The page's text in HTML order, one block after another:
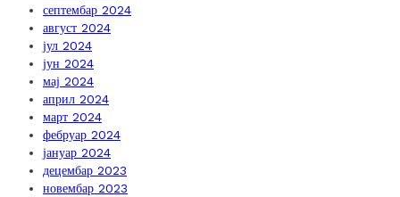
септембар 2024
август 2024
јул 2024
јун 2024
мај 2024
април 2024
март 2024
фебруар 2024
јануар 2024
децембар 2023
новембар 2023